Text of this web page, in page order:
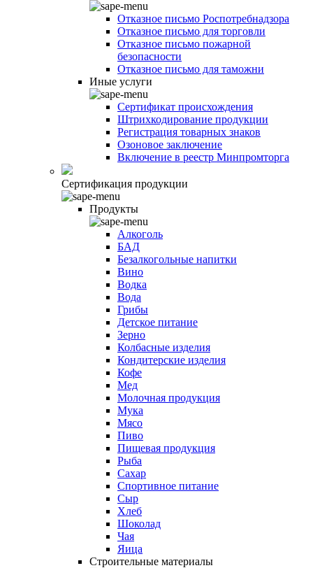
Отказное письмо Роспотребнадзора
Отказное письмо для торговли
Отказное письмо пожарной
безопасности
Отказное письмо для таможни
Иные услуги
Сертификат происхождения
Штрихкодирование продукции
Регистрация товарных знаков
Озоновое заключение
Включение в реестр Минпромторга
Сертификация продукции
Продукты
Алкоголь
БАД
Безалкогольные напитки
Вино
Водка
Вода
Грибы
Детское питание
Зерно
Колбасные изделия
Кондитерские изделия
Кофе
Мед
Молочная продукция
Мука
Мясо
Пиво
Пищевая продукция
Рыба
Сахар
Спортивное питание
Сыр
Хлеб
Шоколад
Чая
Яица
Строительные материалы